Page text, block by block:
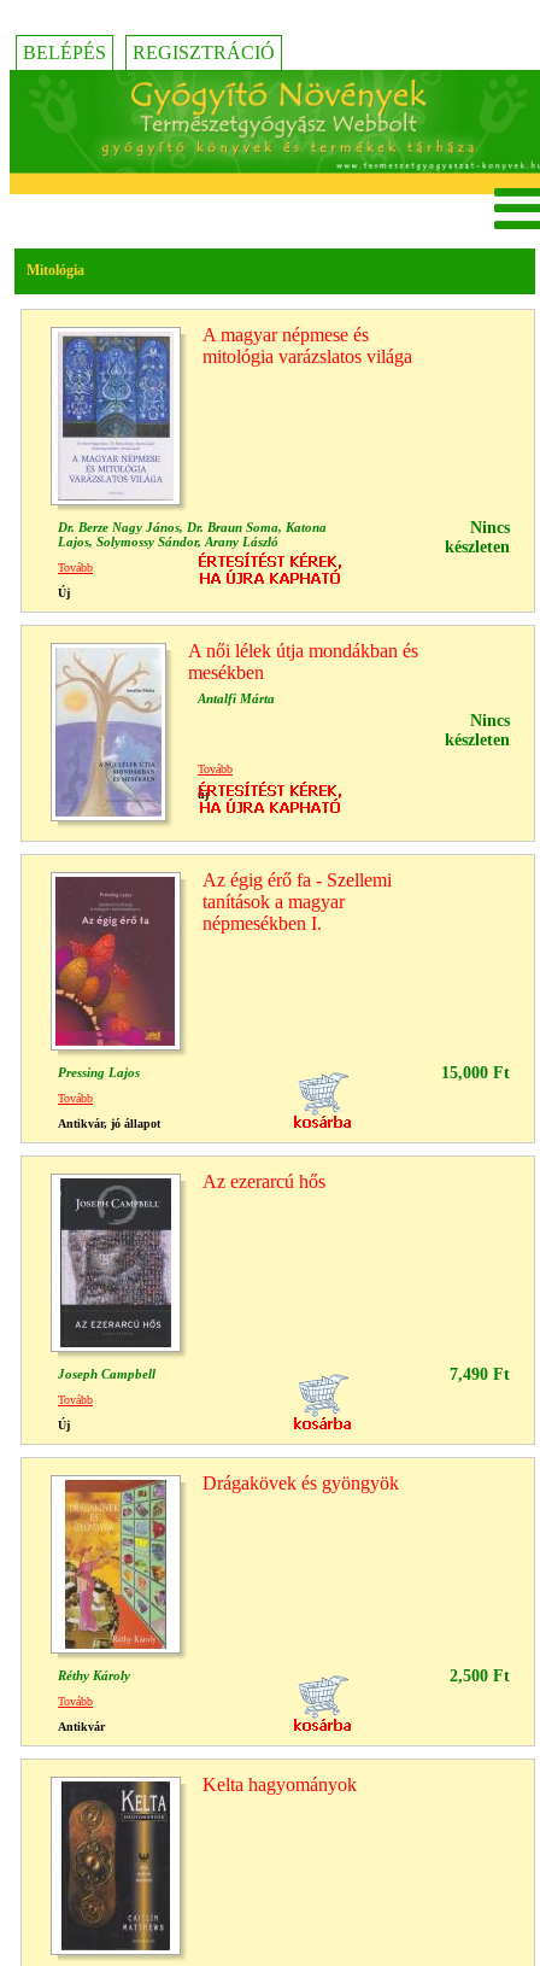
BELÉPÉS REGISZTRÁCIÓ
Mitológia
A magyar népmese és
mitológia varázslatos világa
Dr. Berze Nagy János, Dr. Braun Soma, Katona
Lajos, Solymossy Sándor, Arany László
Nincs
készleten
Tovább
Új
A női lélek útja mondákban és
mesékben
Antalfi Márta
Nincs
készleten
Tovább
új
Az égig érő fa - Szellemi
tanítások a magyar
népmesékben I.
Pressing Lajos 15,000 Ft
Tovább
Antikvár, jó állapot
Az ezerarcú hős
Joseph Campbell 7,490 Ft
Tovább
Új
Drágakövek és gyöngyök
Réthy Károly 2,500 Ft
Tovább
Antikvár
Kelta hagyományok